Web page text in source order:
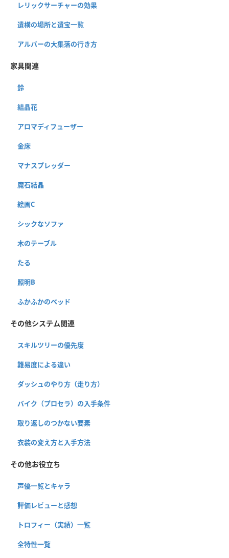
レリックサーチャーの効果
遺構の場所と遺宝一覧
アルバーの大集落の行き方
家具関連
鈴
結晶花
アロマディフューザー
金床
マナスプレッダー
魔石結晶
絵画C
シックなソファ
木のテーブル
たる
照明B
ふかふかのベッド
その他システム関連
スキルツリーの優先度
難易度による違い
ダッシュのやり方（走り方）
バイク（プロセラ）の入手条件
取り返しのつかない要素
衣装の変え方と入手方法
その他お役立ち
声優一覧とキャラ
評価レビューと感想
トロフィー（実績）一覧
全特性一覧